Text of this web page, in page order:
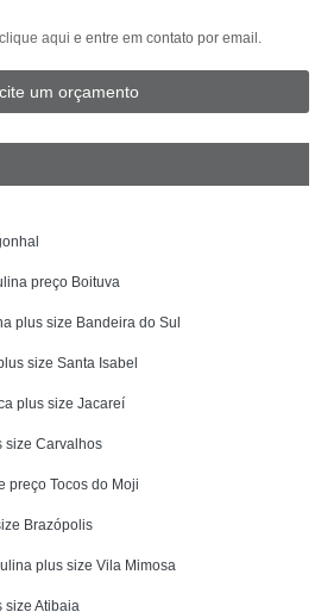
clique aqui e entre em contato por email.
um orçamento
preço Boituva
plus size Bandeira do Sul
size Santa Isabel
plus size Jacareí
size Carvalhos
preço Tocos do Moji
Brazópolis
plus size Vila Mimosa
size Atibaia